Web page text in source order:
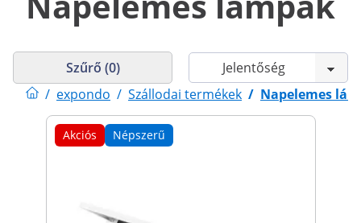
/ expondo / Szállodai termékek / Napelemes
Szűrő (0)
Akciós Népszerű